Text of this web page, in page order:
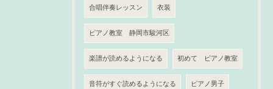
合唱伴奏レッスン 衣装
ピアノ教室 静岡市駿河区
楽譜が読めるようになる 初めて ピアノ教室
音符がすぐ読めるようになる ピアノ男子